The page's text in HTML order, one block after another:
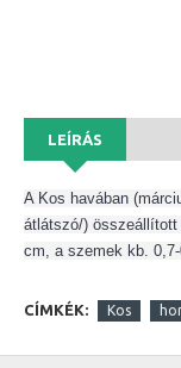
LEÍRÁS
A Kos havában
átlátszó/)
cm, a szemek kb.
CÍMKÉK: Kos